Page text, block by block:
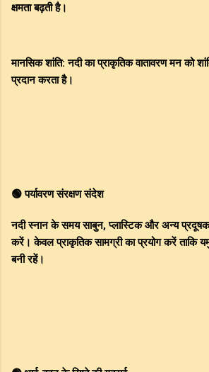
क्षमता बढ़ती है।
मानसिक शांति: नदी का प्राकृतिक वातावरण मन को
प्रदान करता है।
🟢 पर्यावरण संरक्षण संदेश
नदी स्नान के समय साबुन, प्लास्टिक और अन्य
करें। केवल प्राकृतिक सामग्री का प्रयोग करें ताकि
बनी रहें।